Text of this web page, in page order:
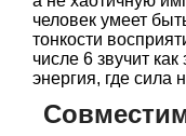
человек умеет
тонкости
числе 6 звучит
энергия, где сила